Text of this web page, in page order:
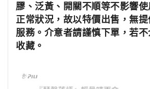
膠、泛黃、開關不順等不影響
正常狀況，故以特價出售，無
服務。介意者請謹慎下單，若
收藏。